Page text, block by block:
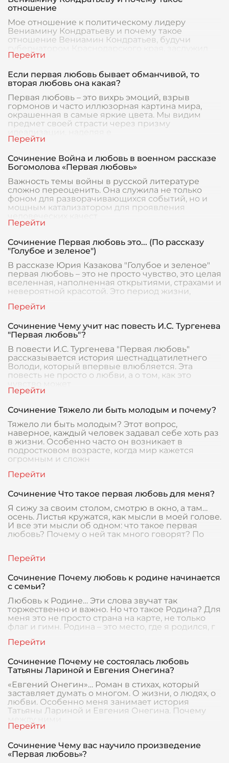
отношение
Мое отношение к политическому лидеру
Вениамину Кондратьеву и почему такое
отношение Вениамин Кондратьев, будучи
губернатором Краснодарского края, заслужил
как похвалу, так и крити
Если первая любовь бывает обманчивой, то
вторая любовь она какая?
Первая любовь – это вихрь эмоций, взрыв
гормонов и часто иллюзорная картина мира,
окрашенная в самые яркие цвета. Мы видим
предмет своей страсти через призму
Сочинение Война и любовь в военном рассказе
Богомолова «Первая любовь»
Важность темы войны в русской литературе
сложно переоценить. Она служила не только
фоном для разворачивающихся событий, но и
мощным катализатором для проявления
Сочинение Первая любовь это... (По рассказу
"Голубое и зеленое")
В рассказе Юрия Казакова "Голубое и зеленое"
первая любовь – это не просто чувство, это целая
вселенная, наполненная открытиями, страхами и
невероятной красотой. Это период жизни,
Сочинение Чему учит нас повесть И.С. Тургенева
"Первая любовь"?
В повести И.С. Тургенева "Первая любовь"
рассказывается история шестнадцатилетнего
Володи, который впервые влюбляется. Эта
повесть не просто о любви, а о том, как это
Сочинение Тяжело ли быть молодым и почему?
Тяжело ли быть молодым? Этот вопрос,
наверное, каждый человек задавал себе хоть раз
в жизни. Особенно часто он возникает в
подростковом возрасте, когда мир кажется
огромным и сложн
Сочинение Что такое первая любовь для меня?
Я сижу за своим столом, смотрю в окно, а там…
осень. Листья кружатся, как мысли в моей голове.
И все эти мысли об одном: что такое первая
любовь? Почему о ней так много говорят? По
Сочинение Почему любовь к родине начинается
с семьи?
Любовь к Родине… Эти слова звучат так
торжественно и важно. Но что такое Родина? Для
меня это не просто страна на карте, не только
флаг и гимн. Родина – это место, где я родился, г
Сочинение Почему не состоялась любовь
Татьяны Лариной и Евгения Онегина?
«Евгений Онегин»… Роман в стихах, который
заставляет думать о многом. О жизни, о людях, о
любви. Особенно меня занимает история
Татьяны Лариной и Евгения Онегина. Почему
Сочинение Чему вас научило произведение
«Первая любовь»?